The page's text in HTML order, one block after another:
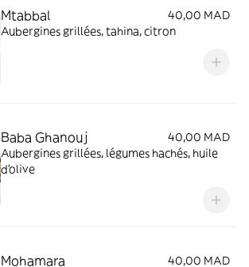
Mtabbal
40,00 MAD
Aubergines grillées, tahina, citron
Baba Ghanouj
40,00 MAD
Aubergines grillées, légumes hachés, huile
d'olive
Mohamara
40,00 MAD